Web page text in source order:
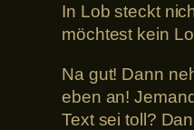
In Lob steckt
möchtest kein
Na gut! Dann
eben an!
Text sei toll?